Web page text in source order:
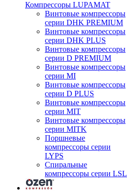
Компрессоры LUPAMAT
Винтовые компрессоры
серии DHK PREMIUM
Винтовые компрессоры
серии DHK PLUS
Винтовые компрессоры
серии D PREMIUM
Винтовые компрессоры
серии MI
Винтовые компрессоры
серии D PLUS
Винтовые компрессоры
серии MIT
Винтовые компрессоры
серии MITK
Поршневые
компрессоры серии
LYPS
Спиральные
компрессоры серии LSL